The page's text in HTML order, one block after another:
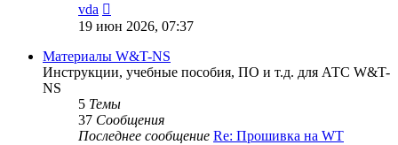
vda
к
последнему
сообщению
19 июн 2026, 07:37
Материалы W&T-NS
Инструкции, учебные пособия, ПО и т.д. для АТС W&T-
NS
5 Темы
37 Сообщения
Последнее сообщение Re: Прошивка на WT